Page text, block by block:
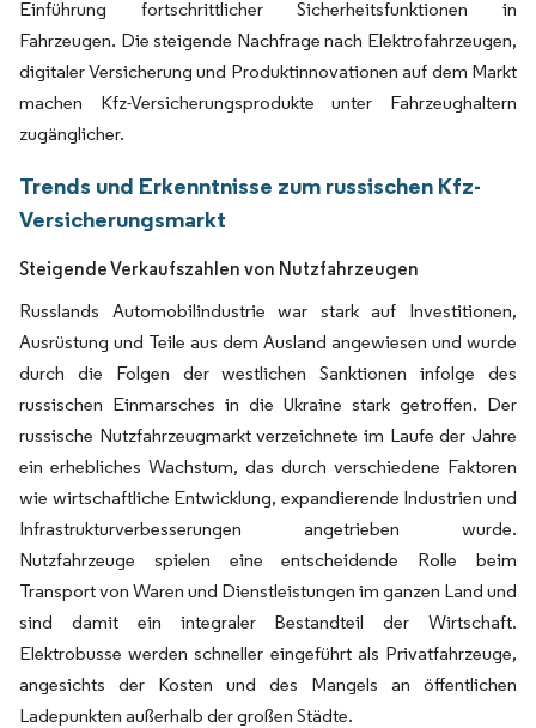
Einführung fortschrittlicher Sicherheitsfunktionen in
Fahrzeugen. Die steigende Nachfrage nach Elektrofahrzeugen,
digitaler Versicherung und Produktinnovationen auf dem Markt
machen Kfz-Versicherungsprodukte unter Fahrzeughaltern
zugänglicher.
Trends und Erkenntnisse zum russischen Kfz-
Versicherungsmarkt
Steigende Verkaufszahlen von Nutzfahrzeugen
Russlands Automobilindustrie war stark auf Investitionen,
Ausrüstung und Teile aus dem Ausland angewiesen und wurde
durch die Folgen der westlichen Sanktionen infolge des
russischen Einmarsches in die Ukraine stark getroffen. Der
russische Nutzfahrzeugmarkt verzeichnete im Laufe der Jahre
ein erhebliches Wachstum, das durch verschiedene Faktoren
wie wirtschaftliche Entwicklung, expandierende Industrien und
Infrastrukturverbesserungen angetrieben wurde.
Nutzfahrzeuge spielen eine entscheidende Rolle beim
Transport von Waren und Dienstleistungen im ganzen Land und
sind damit ein integraler Bestandteil der Wirtschaft.
Elektrobusse werden schneller eingeführt als Privatfahrzeuge,
angesichts der Kosten und des Mangels an öffentlichen
Ladepunkten außerhalb der großen Städte.